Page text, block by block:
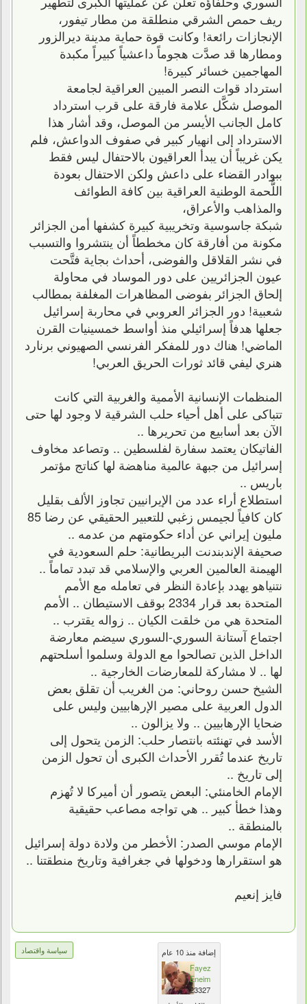
ريف حمص الشرقي منطلقة من مطار تيفور،
الإنجازات رائعة! وكانت قوة حماية مدينة ديرالزور
ومطارها قد صدَّت هجوماً داعشياً كبيراً مكبدة
المهاجمين خسائر كبيرة!
استرداد قوات النصر المبين العراقية لجامعة
الموصل شكَّل علامة فارقة على قرب استرداد
كامل الجانب الأيسر من الموصل، وقد أشار هذا
الاسترداد إلى انهيار كبير في صفوف الدواعش، فلم
يكن غريباً أن يبدأ العراقيون بالاحتفال ليس فقط
ببوادر القضاء على داعش ولكن الاحتفال بعودة
اللُّحمة الوطنية العراقية بين كافة الطوائف
والمذاهب والأعراق،
شبكة جاسوسية وتخريبية كبيرة كشفها أمن الجزائر
مكونة من أفارقة كان مخططاً أن ينتشروا والتسبب
في نشر القلاقل والفوضى، أحداث بجاية فتَّحت
عيون الجزائريين على دور الموساد في محاولة
إلحاق الجزائر بفوضى المظاهرات المغلفة بمطالب
شعبية! دور الجزائر العروبي في محاربة إسرائيل
جعلها هدفاً إسرائيلي منذ أواسط خمسينيات القرن
الماضي! هناك دور للمفكر الفرنسي الصهيوني برنارد
هنري ليفي قائد ثورات الحريق العربي!
المنظمات الإنسانية الأممية والغربية التي كانت
تتباكى على أهل أحياء حلب الشرقية لا وجود لها حتى
الآن بعد أسابيع من تحريرها ..
الفاتيكان يعتمد سفارة لفلسطين .. وتصاعد مخاوف
إسرائيل من جبهة عالمية مناهضة لها كناتج مؤتمر
باريس ..
استطلاع أراء عدد من الإيرانيين تجاوز الألف بقليل
كان كافياً لجيمس زغبي للتعبير الحقيقي عن رضا 85
مليون إيراني عن أداء حكومتهم من عدمه ..
صحيفة الإندبندنت البريطانية: حلم السعودية في
الهيمنة العالمين العربي والإسلامي قد تبدد تماماً ..
نتنياهو يهدد بإعادة النظر في تعامله مع الأمم
المتحدة بعد قرار 2334 بوقف الاستيطان .. الأمم
المتحدة هي من خلقت الكيان .. زواله يقترب ..
اجتماع آستانة السوري-السوري سيضم معارضة
الداخل الذين تصالحوا مع الدولة وسلموا أسلحتهم
لها .. لا مشاركة للمعارضات الخارجية ..
الشيخ حسن روحاني: من الغريب أن تقلق بعض
الدول العربية على مصير الإرهابيين وليس على
ضحايا الإرهابيين .. ولا يزالون ..
الأسد في تهنئته بانتصار حلب: الزمن يتحول إلى
تاريخ عندما تُقرر الأحداث الكبرى أن تحول الزمن
إلى تاريخ ..
الإمام الخامنئي: البعض يتصور أن أميركا لا تُهزم
وهذا خطأ كبير .. هي تواجه مصاعب حقيقية
بالمنطقة ..
الإمام موسي الصدر: الأخطر من ولادة دولة إسرائيل
هو استقرارها ودخولها في جغرافية وتاريخ منطقتنا ..
فايز إنعيم
سياسة واقتصاد
إضافة منذ 10 عام
Fayez
Eneim
23327